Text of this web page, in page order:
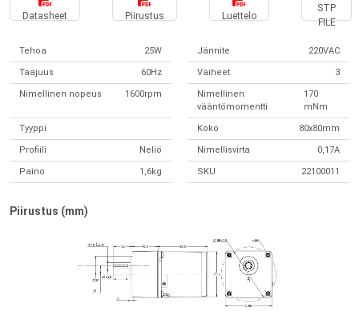
Datasheet Piirustus Luettelo
STP
FILE
Tehoa 25W Jännite 220VAC
Taajuus 60Hz Vaiheet 3
Nimellinen nopeus 1600rpm
Nimellinen
vääntömomentti
170
mNm
Tyyppi Koko 80x80mm
Profiili Neliö Nimellisvirta 0,17A
Paino 1,6kg SKU 22100011
Piirustus (mm)